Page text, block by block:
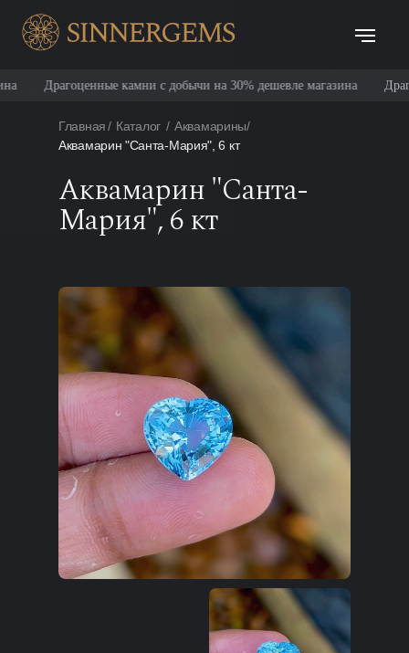
камни с добычи на 30% дешевле магазина Драгоценные камни с
Аквамарин "Санта-
Мария", 6 кт
Главная/ Каталог / Аквамарины/
Аквамарин "Санта-Мария", 6 кт